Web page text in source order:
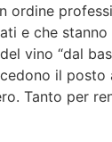
ordine
e che
vino “dal
il posto
Tanto per